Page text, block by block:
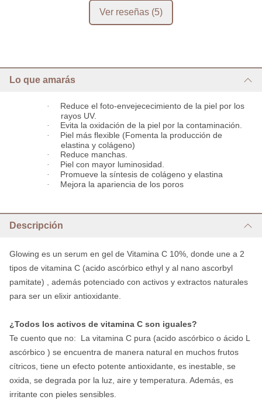
Lo que amarás
·
Reduce el foto-envejececimiento de la piel por los
rayos UV.
·
Evita la oxidación de la piel por la contaminación.
·
Piel más flexible (Fomenta la producción de
elastina y colágeno)
·
Reduce manchas.
·
Piel con mayor luminosidad.
·
Promueve la síntesis de colágeno y elastina
·
Mejora la apariencia de los poros
Descripción
Glowing es un serum en gel de Vitamina C 10%, donde une a 2
tipos de vitamina C (acido ascórbico ethyl y al nano ascorbyl
pamitate) , además potenciado con activos y extractos naturales
para ser un elixir antioxidante.
¿Todos los activos de vitamina C son iguales?
Te cuento que no: La vitamina C pura (acido ascórbico o ácido L
ascórbico ) se encuentra de manera natural en muchos frutos
cítricos, tiene un efecto potente antioxidante, es inestable, se
oxida, se degrada por la luz, aire y temperatura. Además, es
irritante con pieles sensibles.